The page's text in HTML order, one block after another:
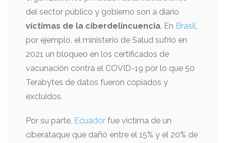
del sector público y gobierno son a diario
víctimas de la ciberdelincuencia. En Brasil,
por ejemplo, el ministerio de Salud sufrió en
2021 un bloqueo en los certificados de
vacunación contra el COVID-19 por lo que 50
Terabytes de datos fueron copiados y
excluidos.
Por su parte, Ecuador fue víctima de un
ciberataque que dañó entre el 15% y el 20% de